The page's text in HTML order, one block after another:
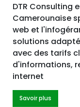
DTR Consulting
Camerounaise
web et
solutions
avec des tarifs
d'informations,
internet
Savoir plus